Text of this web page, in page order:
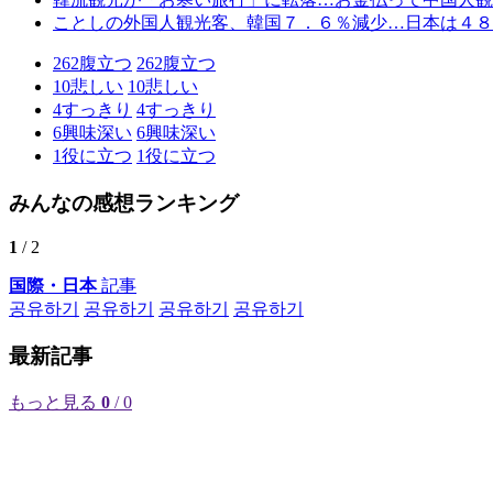
ことしの外国人観光客、韓国７．６％減少…日本は４
262腹立つ 262腹立つ
10悲しい 10悲しい
4すっきり 4すっきり
6興味深い 6興味深い
1役に立つ 1役に立つ
みんなの感想ランキング
1 / 2
国際・日本記事
공유하기
공유하기 공유하기 공유하기
最新記事
もっと見る 0 / 0